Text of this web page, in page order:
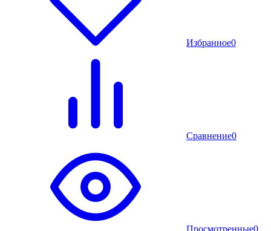
Избранное0
Сравнение0
Просмотренные0